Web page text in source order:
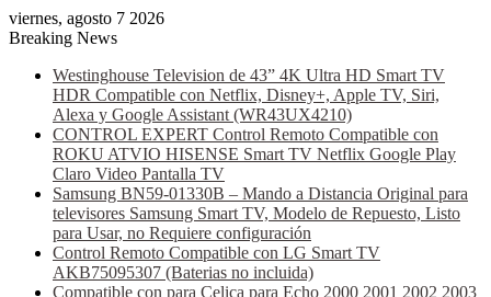
viernes, agosto 7 2026
Breaking News
Westinghouse Television de 43” 4K Ultra HD Smart TV
HDR Compatible con Netflix, Disney+, Apple TV, Siri,
Alexa y Google Assistant (WR43UX4210)
CONTROL EXPERT Control Remoto Compatible con
ROKU ATVIO HISENSE Smart TV Netflix Google Play
Claro Video Pantalla TV
Samsung BN59-01330B – Mando a Distancia Original para
televisores Samsung Smart TV, Modelo de Repuesto, Listo
para Usar, no Requiere configuración
Control Remoto Compatible con LG Smart TV
AKB75095307 (Baterias no incluida)
Compatible con para Celica para Echo 2000 2001 2002 2003